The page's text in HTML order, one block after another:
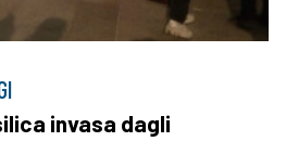
invasa dagli